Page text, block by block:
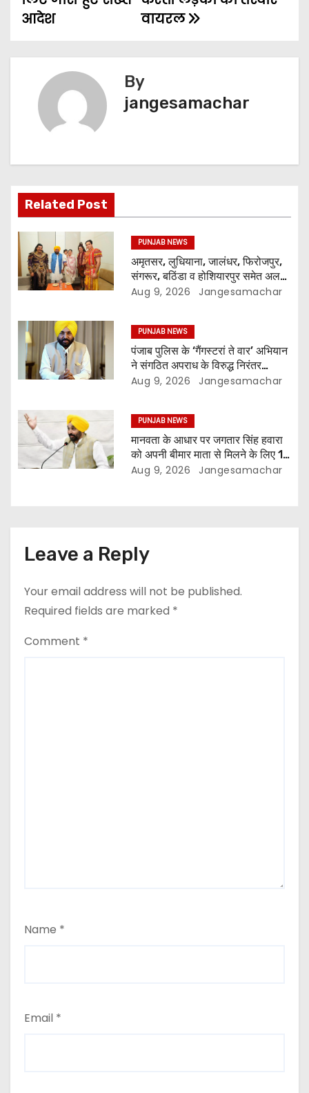
वायरल
आदेश
By
jangesamachar
Related Post
PUNJAB NEWS
अमृतसर, लुधियाना, जालंधर, फिरोजपुर,
संगरूर, बठिंडा व होशियारपुर समेत अलग-
अलग स्थानों पर ये शो होगा- भगवंत सिंह
Aug 9, 2026 Jangesamachar
PUNJAB NEWS
पंजाब पुलिस के ‘गैंगस्टरां ते वार’ अभियान
ने संगठित अपराध के विरुद्ध निरंतर
कार्रवाई के 200 दिन पूरे किए ; 1.09
Aug 9, 2026 Jangesamachar
PUNJAB NEWS
मानवता के आधार पर जगतार सिंह हवारा
को अपनी बीमार माता से मिलने के लिए 10
दिन की पैरोल दी जानी चाहिए- मुख्यमंत्री
Aug 9, 2026 Jangesamachar
Leave a Reply
Your email address will not be published.
Required fields are marked *
Comment *
Name *
Email *